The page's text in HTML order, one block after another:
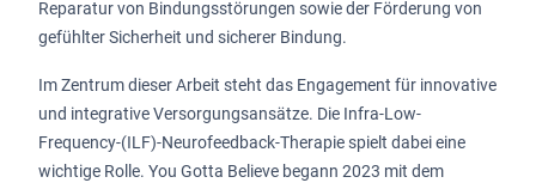
Reparatur von Bindungsstörungen sowie der Förderung von
gefühlter Sicherheit und sicherer Bindung.
Im Zentrum dieser Arbeit steht das Engagement für innovative
und integrative Versorgungsansätze. Die Infra-Low-
Frequency-(ILF)-Neurofeedback-Therapie spielt dabei eine
wichtige Rolle. You Gotta Believe begann 2023 mit dem